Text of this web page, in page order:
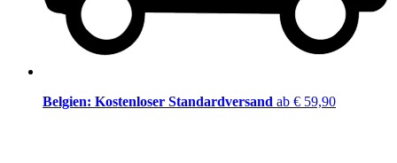
Belgien: Kostenloser Standardversand ab € 59,90